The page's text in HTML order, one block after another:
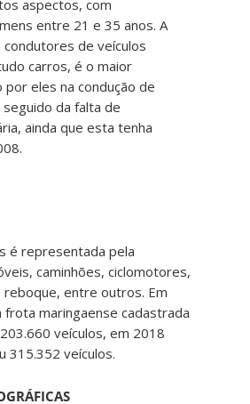
aspectos, com
entre 21 e 35 anos. A
de veículos
carros, é o maior
eles na condução de
da falta de
ainda que esta tenha
é representada pela
caminhões, ciclomotores,
entre outros. Em
maringaense cadastrada
veículos, em 2018
315.352 veículos.